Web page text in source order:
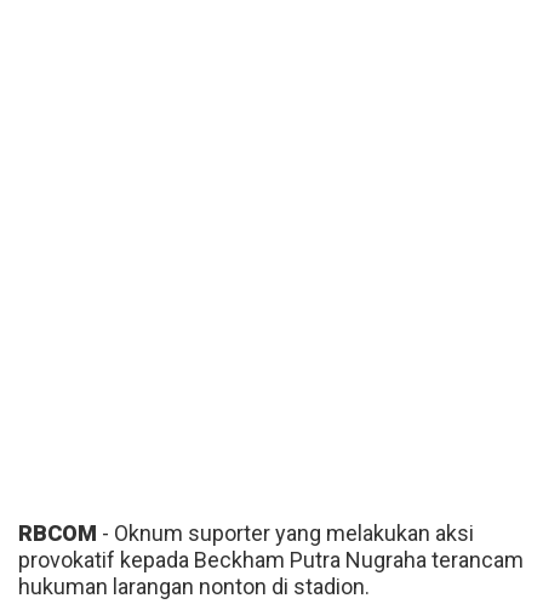
RBCOM - Oknum suporter yang melakukan aksi
provokatif kepada Beckham Putra Nugraha terancam
hukuman larangan nonton di stadion.